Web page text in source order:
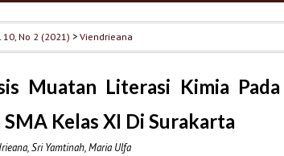
10, No 2 (2021) >Viendrieana
Muatan Literasi Kimia
SMA Kelas XI Di Surakarta
Sri Yamtinah, Maria Ulfa